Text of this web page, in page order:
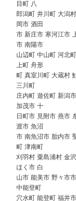
目町 八
郎潟町 井川町 大潟
岡市 酒田
市 新庄市 寒河江市
市 南陽市
山辺町 中山町 河北
上町 舟形
町 真室川町 大蔵村
三川町
庄内町 遊佐町 新潟
加茂市 十
日町市 見附市 燕市
渡市 魚沼
市 南魚沼市 胎内市
町 津南町
刈羽村 粟島浦村 金
ほく市 白
山市 能美市 野々市
中能登町
穴水町 能登町 福井